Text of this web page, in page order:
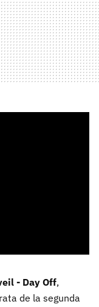
- Day Off,
de la segunda